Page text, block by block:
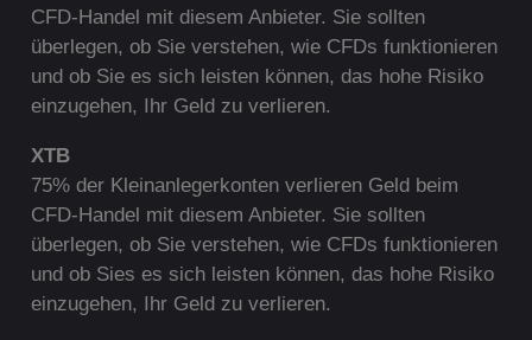
CFD-Handel mit diesem Anbieter. Sie sollten
überlegen, ob Sie verstehen, wie CFDs funktionieren
und ob Sie es sich leisten können, das hohe Risiko
einzugehen, Ihr Geld zu verlieren.
XTB
75% der Kleinanlegerkonten verlieren Geld beim
CFD-Handel mit diesem Anbieter. Sie sollten
überlegen, ob Sie verstehen, wie CFDs funktionieren
und ob Sies es sich leisten können, das hohe Risiko
einzugehen, Ihr Geld zu verlieren.